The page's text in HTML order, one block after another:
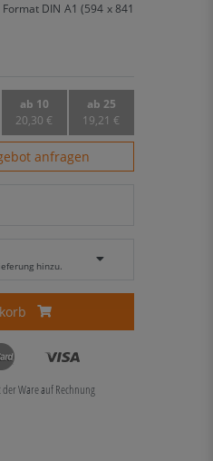
DIN A1 (594 x 841
ab 10
20,30 €
ab 25
19,21 €
anfragen
hinzu.
Ware auf Rechnung